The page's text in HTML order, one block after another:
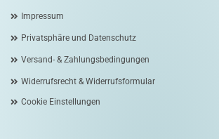
Impressum
Privatsphäre und Datenschutz
Versand- & Zahlungsbedingungen
Widerrufsrecht & Widerrufsformular
Cookie Einstellungen